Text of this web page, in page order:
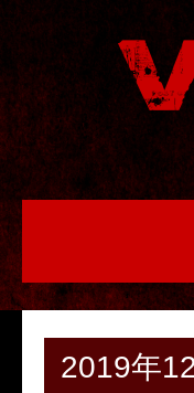
2019年